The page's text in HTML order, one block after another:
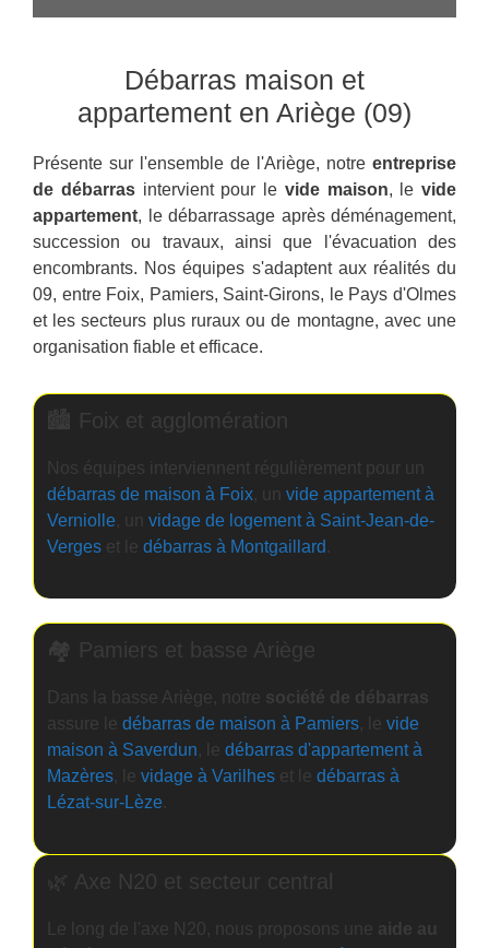
-
t
r
e
e
s
o
i
n
Débarras maison et
appartement en Ariège (09)
Présente sur l'ensemble de l'Ariège, notre entreprise
de débarrasintervient pour le vide maison, le vide
appartement, le débarrassage après déménagement,
succession ou travaux, ainsi que l'évacuation des
encombrants. Nos équipes s'adaptent aux réalités du
09, entre Foix, Pamiers, Saint-Girons, le Pays d'Olmes
et les secteurs plus ruraux ou de montagne, avec une
organisation fiable et efficace.
🏙️ Foix et agglomération
Nos équipes interviennent régulièrement pour un
débarras de maison à Foix, un vide appartement à
Verniolle, un vidage de logement à Saint-Jean-de-
Vergeset le débarras à Montgaillard
🏘️ Pamiers et basse Ariège
Dans la basse Ariège, notre société de débarras
assure le débarras de maison à Pamiers, le vide
maison à Saverdun, le débarras d'appartement à
Mazères, le vidage à Varilheset le débarras à
Lézat-sur-Lèze.
🌿 Axe N20 et secteur central
Le long de l'axe N20, nous proposons une aide au